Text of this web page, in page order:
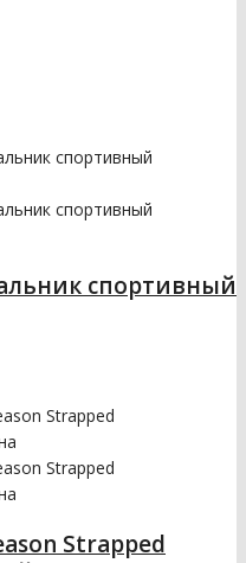
спортивный
Strapped